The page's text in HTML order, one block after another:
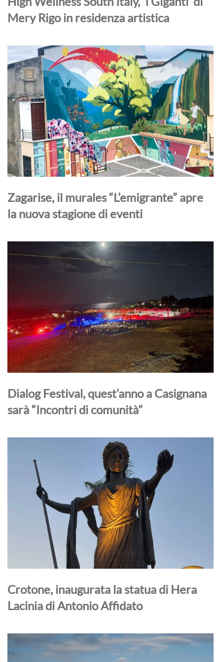
Mery Rigo in residenza artistica
Zagarise, il murales “L’emigrante” apre
la nuova stagione di eventi
Dialog Festival, quest’anno a Casignana
sarà “Incontri di comunità”
Crotone, inaugurata la statua di Hera
Lacinia di Antonio Affidato